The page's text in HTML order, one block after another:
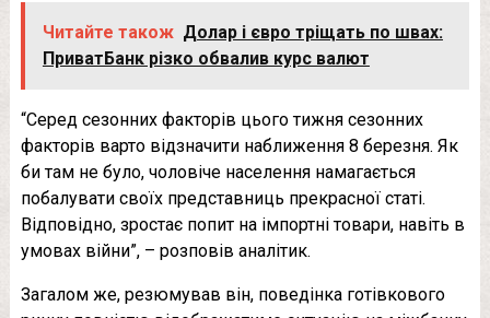
Читайте також Долар і євро тріщать по швах:
ПриватБанк різко обвалив курс валют
“Серед сезонних факторів цього тижня сезонних
факторів варто відзначити наближення 8 березня. Як
би там не було, чоловіче населення намагається
побалувати своїх представниць прекрасної статі.
Відповідно, зростає попит на імпортні товари, навіть в
умовах війни”, – розповів аналітик.
Загалом же, резюмував він, поведінка готівкового